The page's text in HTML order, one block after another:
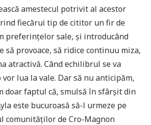
amestecul potrivit al acestor
fiecărui tip de cititor un fir de
preferințelor sale, și introducând
să provoace, să ridice continuu miza,
atractivă. Când echilibrul se va
lua la vale. Dar să nu anticipăm,
doar faptul că, smulsă în sfârșit din
este bucuroasă să-l urmeze pe
comunităților de Cro-Magnon